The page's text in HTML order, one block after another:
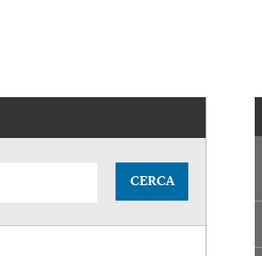
CERCA